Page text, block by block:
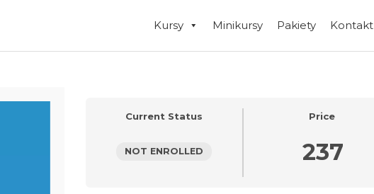
Kursy Minikursy Pakiety Kontakt
Current Status
NOT ENROLLED
Price
237